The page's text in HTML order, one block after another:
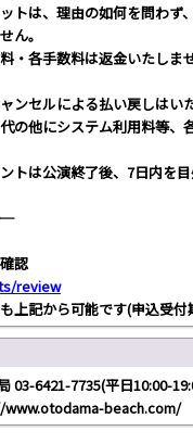
トは、理由の如何を問わず
ん。
・各手数料は返金いたしま
ンセルによる払い戻しはい
の他にシステム利用料等、
トは公演終了後、7日内を
認
review
上記から可能です(申込受付
03-6421-7735(平日10:00-
beach.com/